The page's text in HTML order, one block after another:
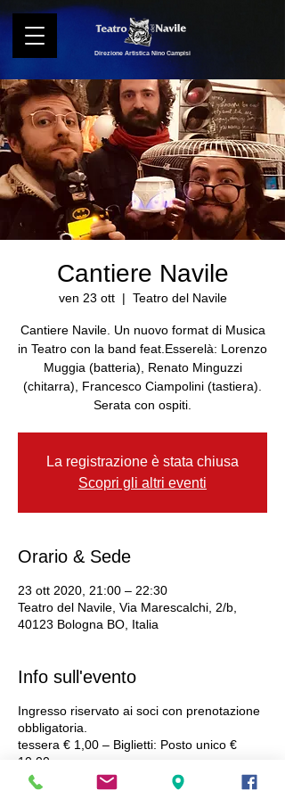
Direzione Artistica Nino Campisi
Cantiere Navile
ven 23 ott
  |
Teatro del Navile
Cantiere Navile. Un nuovo format di Musica
in Teatro con la band feat.Esserelà: Lorenzo
Muggia (batteria), Renato Minguzzi
(chitarra), Francesco Ciampolini (tastiera).
Serata con ospiti.
La registrazione è stata chiusa
Scopri gli altri eventi
Orario & Sede
23 ott 2020, 21:00 – 22:30
Teatro del Navile, Via Marescalchi, 2/b,
40123 Bologna BO, Italia
Info sull'evento
Ingresso riservato ai soci con prenotazione
obbligatoria.
tessera € 1,00 – Biglietti: Posto unico €
10,00